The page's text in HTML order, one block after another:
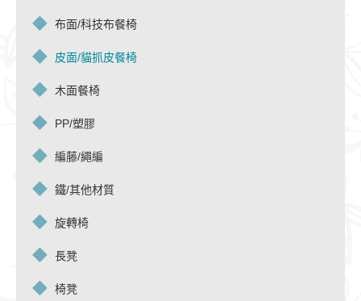
布面/科技布餐椅
皮面/貓抓皮餐椅
木面餐椅
PP/塑膠
編藤/繩編
鐵/其他材質
旋轉椅
長凳
椅凳